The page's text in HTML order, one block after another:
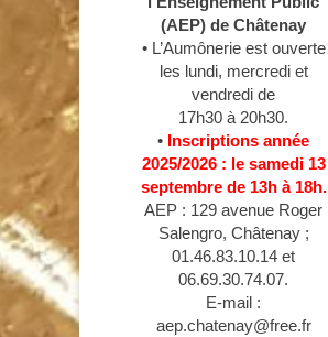
(AEP) de Châtenay
• L’Aumônerie est ouverte
les lundi, mercredi et
vendredi de
17h30 à 20h30.
• Inscriptions année
2025/2026 : le samedi 13
septembre de 13h à 18h.
AEP : 129 avenue Roger
Salengro, Châtenay ;
01.46.83.10.14 et
06.69.30.74.07.
E-mail :
aep.chatenay@free.fr